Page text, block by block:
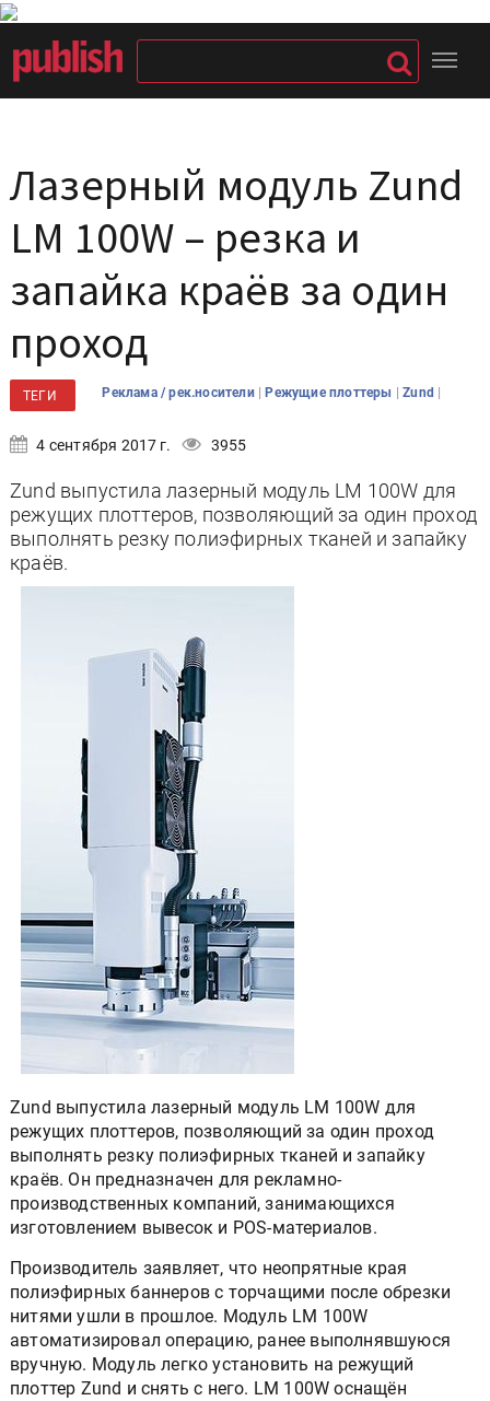
Лазерный модуль Zund
LM 100W – резка и
запайка краёв за один
проход
ТЕГИ Реклама / рек.носители |Режущие плоттеры |Zund |
4 сентября 2017 г. 3955
Zund выпустила лазерный модуль LM 100W для
режущих плоттеров, позволяющий за один проход
выполнять резку полиэфирных тканей и запайку
краёв.
Zund выпустила лазерный модуль LM 100W для
режущих плоттеров, позволяющий за один проход
выполнять резку полиэфирных тканей и запайку
краёв. Он предназначен для рекламно-
производственных компаний, занимающихся
изготовлением вывесок и POS-материалов.
Производитель заявляет, что неопрятные края
полиэфирных баннеров с торчащими после обрезки
нитями ушли в прошлое. Модуль LM 100W
автоматизировал операцию, ранее выполнявшуюся
вручную. Модуль легко установить на режущий
плоттер Zund и снять с него. LM 100W оснащён